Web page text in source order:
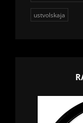
ustvolskaja